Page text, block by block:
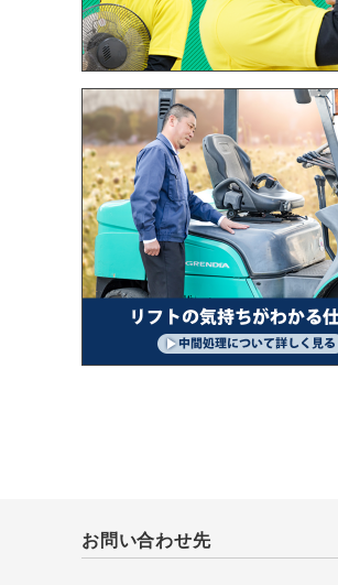
お問い合わせ先